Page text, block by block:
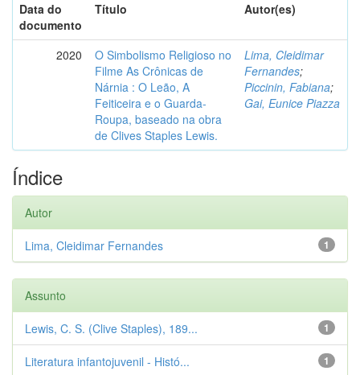
Data do
documento
Título Autor(es)
2020
O Simbolismo Religioso no
Filme As Crônicas de
Nárnia : O Leão, A
Feiticeira e o Guarda-
Roupa, baseado na obra
de Clives Staples Lewis.
Lima, Cleidimar
Fernandes;
Piccinin, Fabiana;
Gai, Eunice Piazza
Índice
Autor
1
Lima, Cleidimar Fernandes
Assunto
1
Lewis, C. S. (Clive Staples), 189...
1
Literatura infantojuvenil - Histó...